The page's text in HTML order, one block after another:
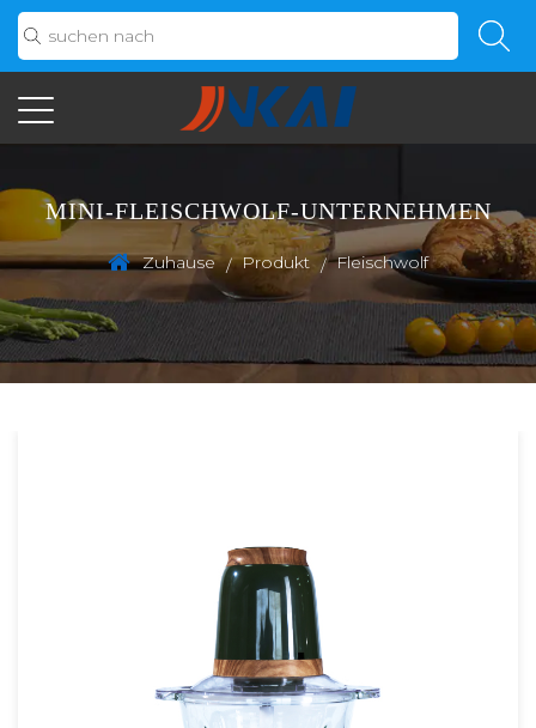
MINI-FLEISCHWOLF-UNTERNEHMEN
Zuhause / Produkt / Fleischwolf